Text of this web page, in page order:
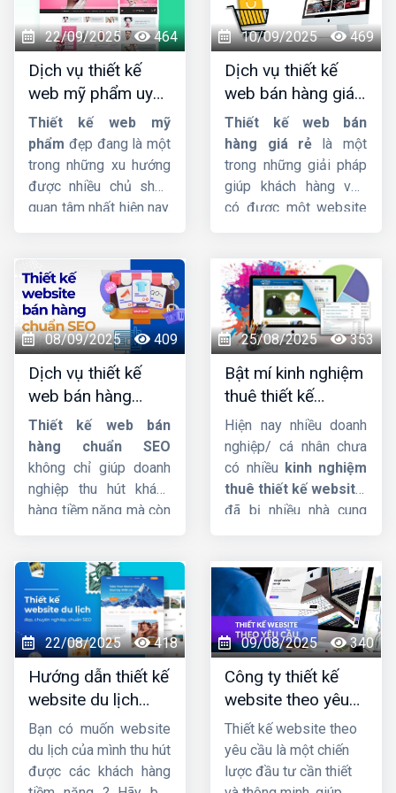
code chuẩn SEO hỗ trợ
lên Top Google nhanh
chóng quan trọng như
thế nào đối với trang
web ?
uy tín, chuyên nghiệp,
giao diện đẹp, đảm
bảo chất lượng với giá
rẻ. Hãy liên hệ với đội
ngũ nhân viên tư vấn
củaHIG chúng tôi.
22/09/2025 464
Dịch vụ thiết kế
web mỹ phẩm uy
tín, chuyên nghiệp,
chuẩn SEO
Thiết kế web mỹ
phẩm đẹp đang là một
trong những xu hướng
được nhiều chủ shop
quan tâm nhất hiện nay.
shop mở rộng tệp
khách hàng đồng thời
mang lại nguồn doanh
thu cực khủng. Nếu bạn
cũng đang muốn sở
hữu một website bán
mỹ phẩm chuyên
nghiệp, hãy theo dõi
ngay bài viết sau đây
củaCông ty HIG
10/09/2025 469
Dịch vụ thiết kế
web bán hàng giá
rẻ, đẹp, chuyên
nghiệp
Thiết kế web bán
hàng giá rẻ là một
trong những giải pháp
giúp khách hàng vừa
có được một website
chăng mà còn có thể
giúp quý khách tự tối
ưu từ khóa lên trang
nhất kết quả tìm kiếm.
08/09/2025 409
Dịch vụ thiết kế
web bán hàng
chuẩn SEO, uy tín,
chuyên nghiệp
Thiết kế web bán
hàng chuẩn SEO
không chỉ giúp doanh
nghiệp thu hút khách
hàng tiềm năng mà còn
người dùng trên mọi
thiết bị. Một website
chuẩn SEO sẽ giúp
thương hiệu nâng cao
uy tín, cải thiện thứ
hạng tìm kiếm, từ đó
mở rộng quy mô kinh
doanh một cách bền
vững và hiệu quả.
25/08/2025 353
Bật mí kinh nghiệm
thuê thiết kế
website chuẩn chỉ
và uy tín
Hiện nay nhiều doanh
nghiệp/ cá nhân chưa
có nhiều kinh nghiệm
thuê thiết kế website
đã bị nhiều nhà cung
thống nhất ký kết rõ
ràng. Lý do thì rất nhiều
nhưng chủ yếu là người
đi thuê không có tiêu
chí rõ ràng để chọn bên
thiết kế website uy tín
và chất lượng.
22/08/2025 418
Hướng dẫn thiết kế
website du lịch
đẹp và chuyên
nghiệp
Bạn có muốn website
du lịch của mình thu hút
được các khách hàng
09/08/2025 340
Công ty thiết kế
website theo yêu
cầu uy tín, chuyên
nghiệp
Thiết kế website theo
yêu cầu là một chiến
lược đầu tư cần thiết